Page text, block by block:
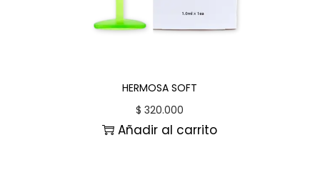
HERMOSA SOFT
$ 320.000
Añadir al carrito